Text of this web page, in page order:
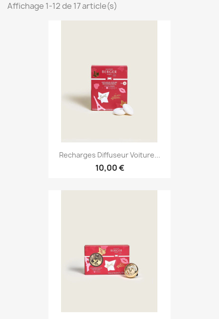
Affichage 1-12 de 17 article(s)
Recharges Diffuseur Voiture...
10,00 €